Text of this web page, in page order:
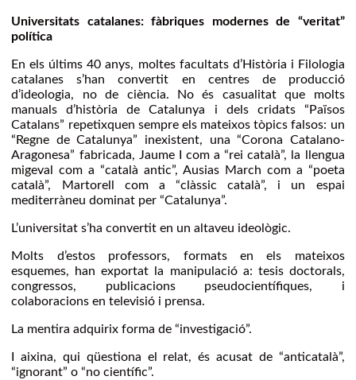
Universitats catalanes: fàbriques modernes de “veritat”
política
En els últims 40 anys, moltes facultats d’Història i Filologia
catalanes s’han convertit en centres de producció
d’ideologia, no de ciència. No és casualitat que molts
manuals d’història de Catalunya i dels cridats “Països
Catalans” repetixquen sempre els mateixos tòpics falsos: un
“Regne de Catalunya” inexistent, una “Corona Catalano-
Aragonesa” fabricada, Jaume I com a “rei català”, la llengua
migeval com a “català antic”, Ausias March com a “poeta
català”, Martorell com a “clàssic català”, i un espai
mediterràneu dominat per “Catalunya”.
L’universitat s’ha convertit en un altaveu ideològic.
Molts d’estos professors, formats en els mateixos
esquemes, han exportat la manipulació a: tesis doctorals,
congressos, publicacions pseudocientífiques, i
colaboracions en televisió i prensa.
La mentira adquirix forma de “investigació”.
I aixina, qui qüestiona el relat, és acusat de “anticatalà”,
“ignorant” o “no científic”.